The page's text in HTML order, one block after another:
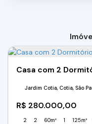
R$ 280.000,00
Jardim Cotia, Cotia, São
2 2 60m² 1 125m²